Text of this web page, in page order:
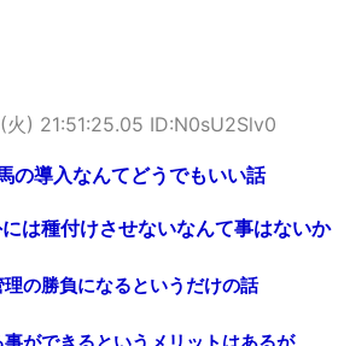
) 21:51:25.05 ID:N0sU2Slv0
の導入なんてどうでもいい話
は種付けさせないなんて事はないか
の勝負になるというだけの話